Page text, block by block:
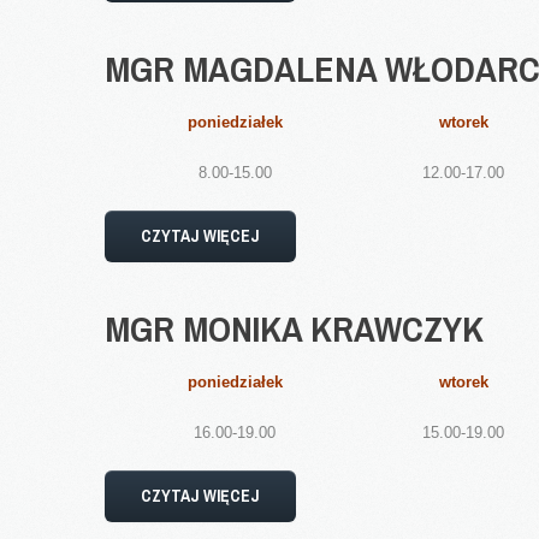
MGR MAGDALENA
poniedziałek wtorek
8.00-15.00 12.00-17.00
CZYTAJ WIĘCEJ
MGR MONIKA KRAWCZYK
poniedziałek wtorek
16.00-19.00 15.00-19.00
CZYTAJ WIĘCEJ